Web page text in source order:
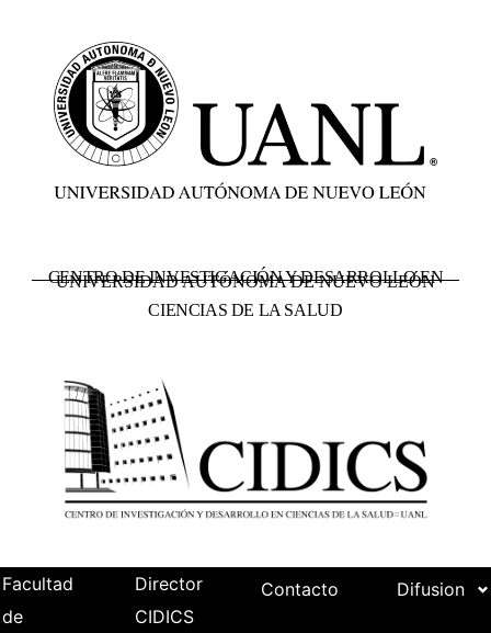
UNIVERSIDAD AUTÓNOMA DE NUEVO LEÓN
CENTRO DE INVESTIGACIÓN Y DESARROLLO EN
CIENCIAS DE LA SALUD
Facultad
de
Director
CIDICS
Contacto Difusion